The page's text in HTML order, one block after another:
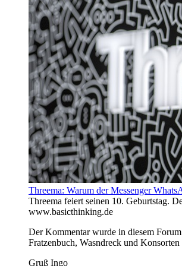
Threema: Warum der Messenger
Threema feiert seinen 10. Geburtstag.
www.basicthinking.de
Der Kommentar wurde in diesem
Fratzenbuch, Wasndreck und Konsorten
Gruß Ingo